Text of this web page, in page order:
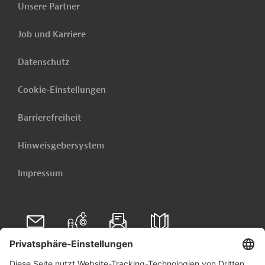
die neuesten öffentlichen Ausschreibungen und Projekte
Unsere Partner
Job und Karriere
Datenschutz
Cookie-Einstellungen
Barrierefreiheit
Hinweisgebersystem
Impressum